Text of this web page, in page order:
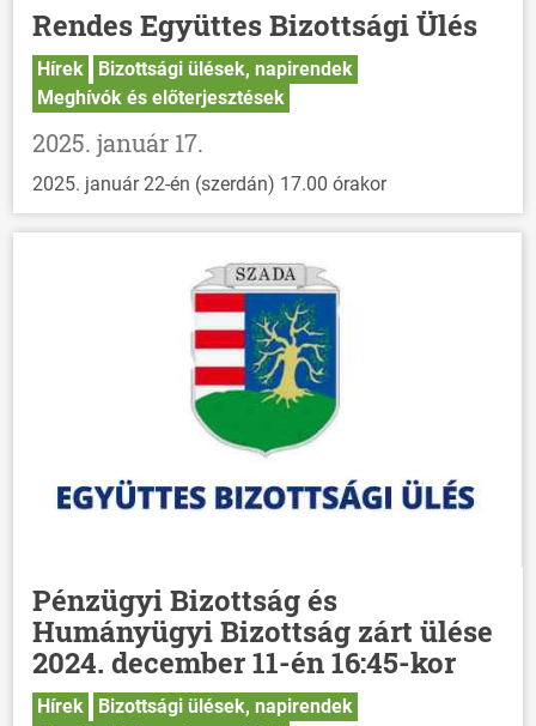
Rendes Együttes Bizottsági Ülés
Hírek
Bizottsági ülések, napirendek
Meghívók és előterjesztések
2025. január 17.
2025. január 22-én (szerdán) 17.00 órakor
Pénzügyi Bizottság és
Humányügyi Bizottság zárt ülése
2024. december 11-én 16:45-kor
Hírek
Bizottsági ülések, napirendek